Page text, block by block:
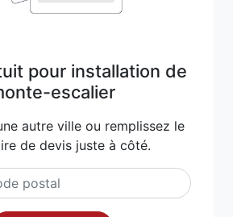
pour installation de
escalier
autre ville ou remplissez le
de devis juste à côté.